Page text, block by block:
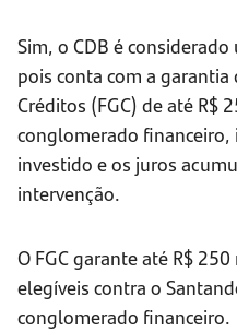
Sim, o CDB é
pois conta com a
Créditos (FGC) de até R$
conglomerado
investido e os juros
intervenção.
O FGC garante até R$
elegíveis contra o
conglomerado financeiro.